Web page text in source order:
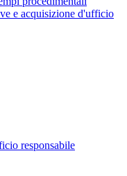
e acquisizione d'ufficio
responsabile